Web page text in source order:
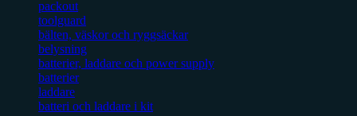
packout
toolguard
bälten, väskor och ryggsäckar
belysning
batterier, laddare och power supply
batterier
laddare
batteri och laddare i kit